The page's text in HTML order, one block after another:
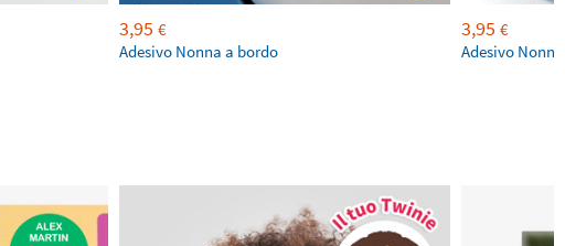
3,95 €
Adesivo Nonna a bordo
3,95 €
Adesivo